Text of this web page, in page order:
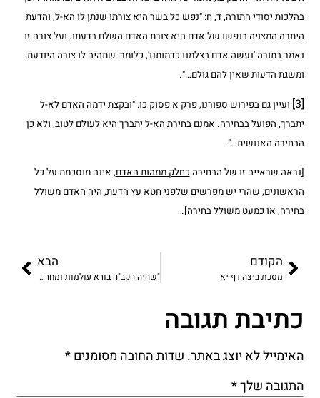
בהלכות יסודי התורה, ד, ח: "נפש כל בשר היא צורתו שנתן לו הא-ל, והדעת
היתרה המצויה בנפשו של אדם היא צורת האדם השלם בדעתו. ועל צורה זו
נאמר בתורה 'נעשה אדם בצלמנו כדמותנו', כלומר: שתהיה לו צורה היודעת
ומשגת הדעות שאין להם גולם…".
[3]
ועיין גם בפירוש ספורנו, פרק א פסוק כו: "ובקצת ידמה האדם לא-ל
יתברך, הפועל בבחירה. אמנם בחירת הא-ל יתברך היא לעולם לטוב, ולא כן
הבחירה האנושית…".
[נראה שראייה זו של הבחירהכחלק ממהות האדם, אינה מוסכמת על כל
הראשונים; שהרי יש מפרשים שלפני חטא עץ הדעת, היה האדם משולל
בחירה, או כמעט משולל בחירה].
הקודם
מסכת ביצה דף יא
הבא
"שהיה הקב"ה בורא עולמות ומחריבן"
כתיבת תגובה
האימייל לא יוצג באתר. שדות החובה מסומנים*
התגובה שלך*